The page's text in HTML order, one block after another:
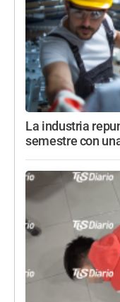
La industria
semestre con